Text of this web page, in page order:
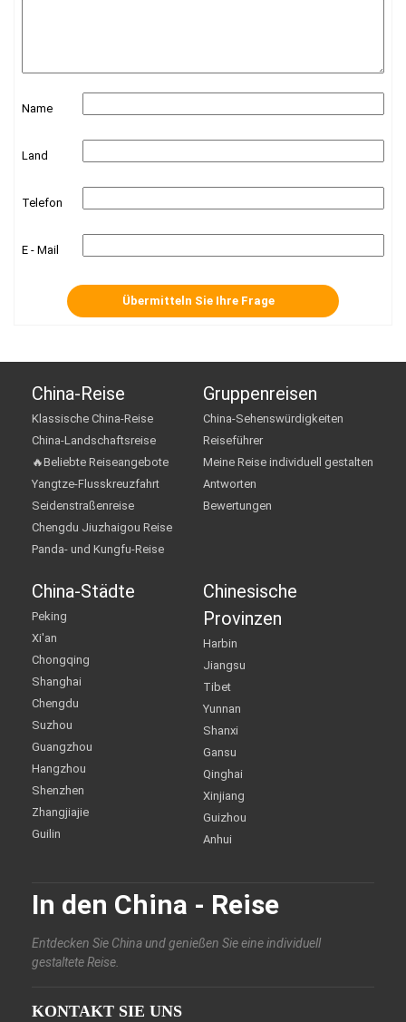
Name
Land
Telefon
E - Mail
China-Reise
Klassische China-Reise
China-Landschaftsreise
🔥Beliebte Reiseangebote
Yangtze-Flusskreuzfahrt
Seidenstraßenreise
Chengdu Jiuzhaigou Reise
Panda- und Kungfu-Reise
Gruppenreisen
China-Sehenswürdigkeiten
Reiseführer
Meine Reise individuell gestalten
Antworten
Bewertungen
China-Städte
Peking
Xi'an
Chongqing
Shanghai
Chengdu
Suzhou
Guangzhou
Hangzhou
Shenzhen
Zhangjiajie
Guilin
Chinesische
Provinzen
Harbin
Jiangsu
Tibet
Yunnan
Shanxi
Gansu
Qinghai
Xinjiang
Guizhou
Anhui
In den China - Reise
Entdecken Sie China und genießen Sie eine individuell
gestaltete Reise.
KONTAKT SIE UNS